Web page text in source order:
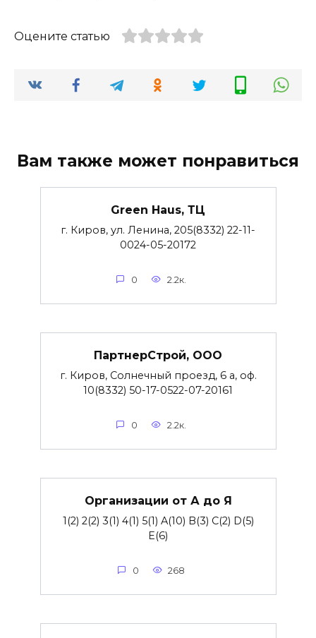
Оцените статью
Вам также может понравиться
Green Haus, ТЦ
г. Киров, ул. Ленина, 205(8332) 22-11-
0024-05-20172
0 2.2к.
ПартнерСтрой, ООО
г. Киров, Солнечный проезд, 6 а, оф.
10(8332) 50-17-0522-07-20161
0 2.2к.
Организации от А до Я
1(2) 2(2) 3(1) 4(1) 5(1) A(10) B(3) C(2) D(5)
E(6)
0 268